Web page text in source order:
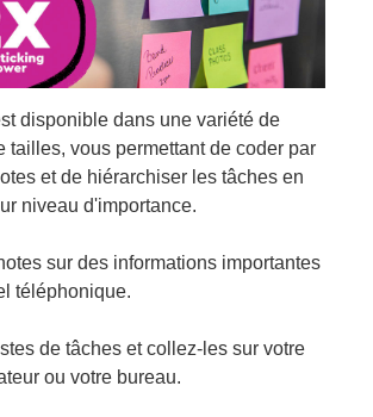
disponible dans une variété de
tailles, vous permettant de coder par
et de hiérarchiser les tâches en
niveau d'importance.
sur des informations importantes
téléphonique.
de tâches et collez-les sur votre
ou votre bureau.